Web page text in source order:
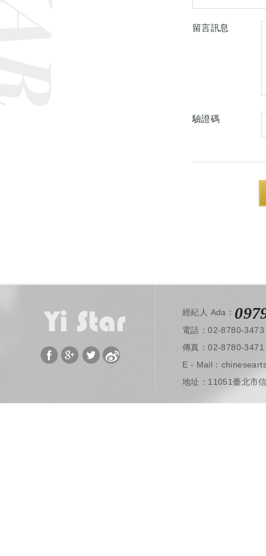
留言訊息
驗證碼
經紀人 Ada：
電話：02-8780-3473
​ 傳真：02-8780-3471
E - Mail：
地址：11051臺北市